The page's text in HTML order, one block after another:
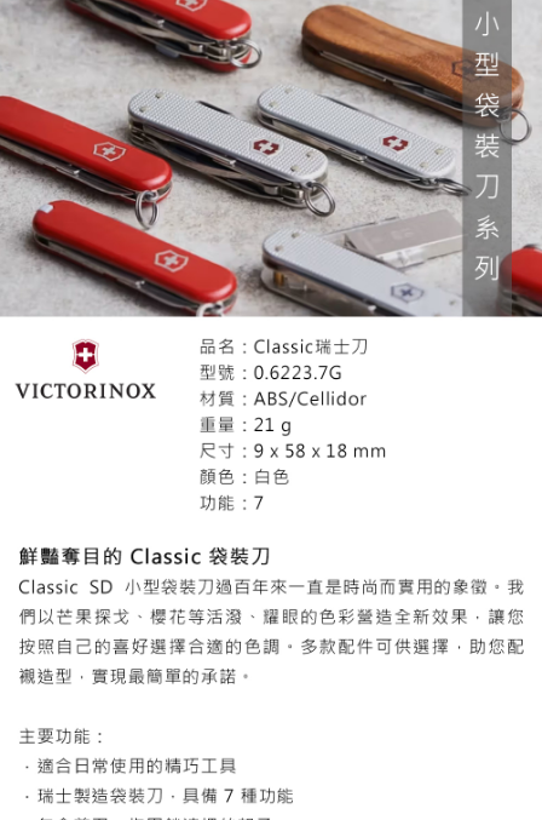
權轉讓予恩沛科技股份有限公司。
２．關於個人資料處理事宜，請瀏覽以下網址：
https://aftee.tw/terms/#terms3
３．未成年的使用者請事先徵得法定代理人或監護人之同意方可使用
「AFTEE先享後付」，若未經同意申辦者引起之損失，本公司不負相關責
任。
４．使用「AFTEE先享後付」時，將依據個別帳號之用戶狀況，依本公司即
時審查核予不同之上限額度；若仍有額度不足之情形，本公司將視審查結果
請求用戶進行身份認證。
５．嚴禁一人註冊多個帳號或使用他人資訊註冊。若發現惡意使用之情形，
恩沛科技股份有限公司將有權停止該用戶之使用額度並採取法律行動。
每筆NT$130，滿NT$3,000(含以上)免運費